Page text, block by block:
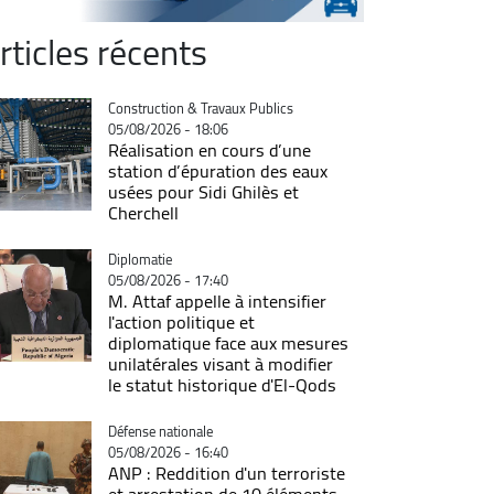
récents
Catégorie
Construction & Travaux Publics
05/08/2026 - 18:06
Réalisation en cours d’une
station d’épuration des eaux
usées pour Sidi Ghilès et
Cherchell
Catégorie
Diplomatie
05/08/2026 - 17:40
M. Attaf appelle à intensifier
l'action politique et
diplomatique face aux mesures
unilatérales visant à modifier
le statut historique d'El-Qods
Catégorie
Défense nationale
05/08/2026 - 16:40
ANP : Reddition d'un terroriste